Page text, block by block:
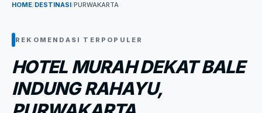
HOME/DESTINASI/PURWAKARTA
REKOMENDASI TERPOPULER
HOTEL MURAH DEKAT BALE
INDUNG RAHAYU,